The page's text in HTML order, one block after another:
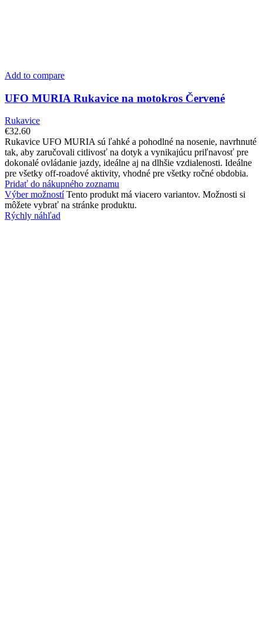
Add to compare
UFO MURIA Rukavice na motokros Červené
Rukavice
€32.60
Rukavice UFO MURIA sú ľahké a pohodlné na nosenie, navrhnuté
tak, aby zaručovali citlivosť na dotyk a vynikajúcu priľnavosť pre
dokonalé ovládanie jazdy, ideálne aj na dlhšie vzdialenosti. Ideálne
pre všetky off-roadové aktivity, vhodné pre všetky ročné obdobia.
Pridať do nákupného zoznamu
Výber možností Tento produkt má viacero variantov. Možnosti si
môžete vybrať na stránke produktu.
Rýchly náhľad